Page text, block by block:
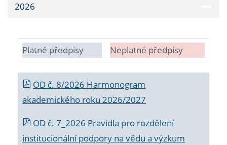
2026
Platné předpisy Neplatné předpisy
OD č. 8/2026 Harmonogram
akademického roku 2026/2027
OD č. 7_2026 Pravidla pro rozdělení
institucionální podpory na vědu a výzkum